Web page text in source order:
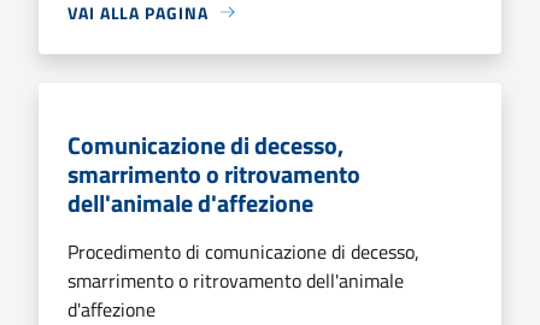
VAI ALLA PAGINA
Comunicazione di decesso,
smarrimento o ritrovamento
dell'animale d'affezione
Procedimento di comunicazione di decesso,
smarrimento o ritrovamento dell'animale
d'affezione